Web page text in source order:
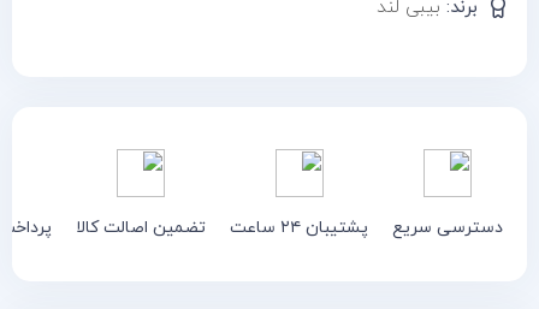
برند: بیبی لند
دسترسی سریع پشتیبان ۲۴ ساعت تضمین اصالت کالا